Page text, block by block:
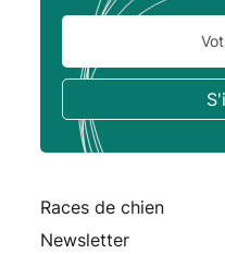
Races de chien
Newsletter